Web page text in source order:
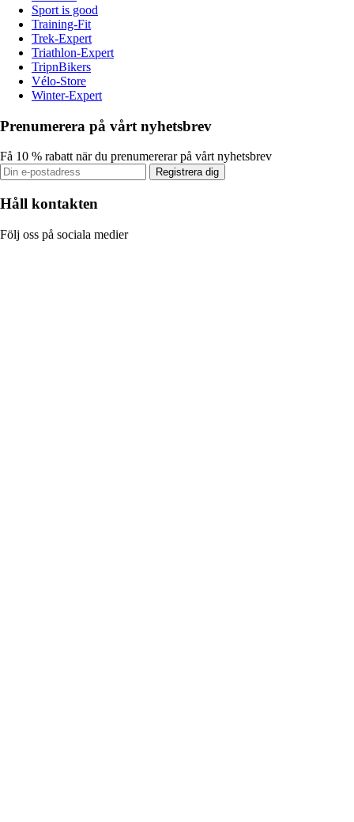
Sport is good
Training-Fit
Trek-Expert
Triathlon-Expert
TripnBikers
Vélo-Store
Winter-Expert
Prenumerera på vårt nyhetsbrev
Få 10 % rabatt när du prenumererar på vårt nyhetsbrev
Registrera dig
Håll kontakten
Följ oss på sociala medier